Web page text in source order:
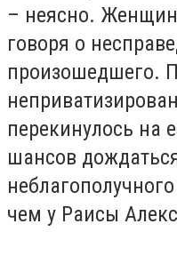
– неясно.
говоря о
произошедшего.
перекинулось на
шансов
чем у Раисы